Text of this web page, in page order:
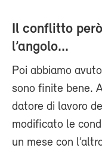
Il conflitto
l’angolo...
Poi abbiamo
sono finite bene.
datore di lavoro
modificato le
un mese con